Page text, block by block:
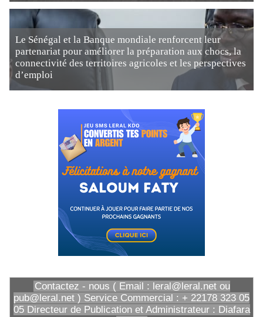
Le Sénégal et la Banque mondiale renforcent leur
partenariat pour améliorer la préparation aux chocs, la
connectivité des territoires agricoles et les perspectives
d’emploi
Contactez - nous ( Email : leral@leral.net ou
pub@leral.net ) Service Commercial : + 22178 323 05
05 Directeur de Publication et Administrateur : Diafara